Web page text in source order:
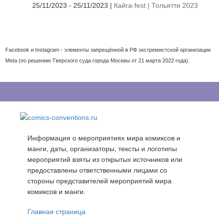
25/11/2023 - 25/11/2023 | Кайга-fest | Тольятти 2023
Facebook и Instagram - элементы запрещённой в РФ экстремистской организации
Meta (по решению Тверского суда города Москвы от 21 марта 2022 года).
Информация о мероприятиях мира комиксов и
манги, даты, организаторы, тексты и логотипы
мероприятий взяты из открытых источников или
предоставлены ответственными лицами со
стороны представителей мероприятий мира
комиксов и манги.
Главная страница